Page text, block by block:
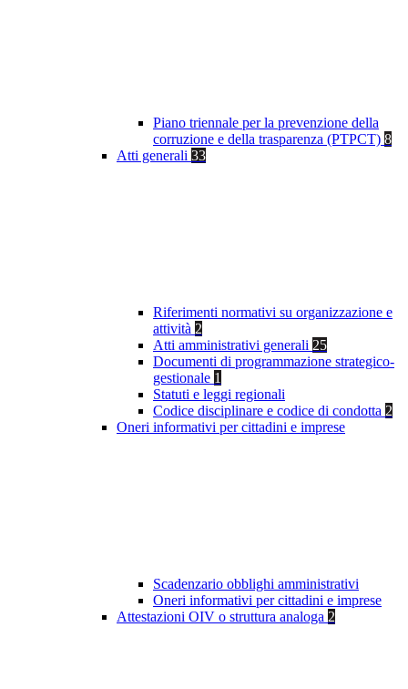
Piano triennale per la prevenzione della
corruzione e della trasparenza (PTPCT) 8
Atti generali 33
Riferimenti normativi su organizzazione e
attività 2
Atti amministrativi generali 25
Documenti di programmazione strategico-
gestionale 1
Statuti e leggi regionali
Codice disciplinare e codice di condotta 2
Oneri informativi per cittadini e imprese
Scadenzario obblighi amministrativi
Oneri informativi per cittadini e imprese
Attestazioni OIV o struttura analoga 2